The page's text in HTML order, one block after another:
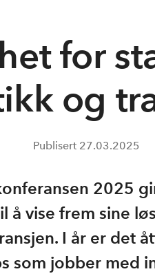
for
og
Publisert 27.03.2025
2025
å vise frem sine
I år er det
som jobber med